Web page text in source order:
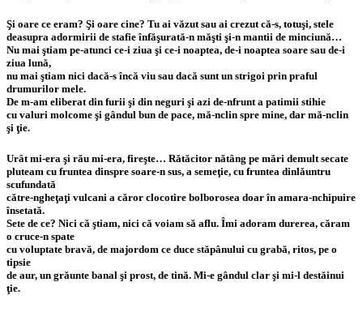
Şi oare ce eram? Şi oare cine? Tu ai văzut sau ai crezut că-s, totuşi, stele
deasupra adormirii de stafie înfăşurată-n măşti şi-n mantii de minciună…
Nu mai ştiam pe-atunci ce-i ziua şi ce-i noaptea, de-i noaptea soare sau de-i
ziua lună,
nu mai ştiam nici dacă-s încă viu sau dacă sunt un strigoi prin praful
drumurilor mele.
De m-am eliberat din furii şi din neguri şi azi de-nfrunt a patimii stihie
cu valuri molcome şi gândul bun de pace, mă-nclin spre mine, dar mă-nclin
şi ţie.
Urât mi-era şi rău mi-era, fireşte… Rătăcitor nătâng pe mări demult secate
pluteam cu fruntea dinspre soare-n sus, a semeţie, cu fruntea dinlăuntru
scufundată
către-ngheţaţi vulcani a căror clocotire bolborosea doar în amara-nchipuire
însetată.
Sete de ce? Nici că ştiam, nici că voiam să aflu. Îmi adoram durerea, căram
o cruce-n spate
cu voluptate bravă, de majordom ce duce stăpânului cu grabă, ritos, pe o
tipsie
de aur, un grăunte banal şi prost, de tină. Mi-e gândul clar şi mi-l destăinui
ţie.